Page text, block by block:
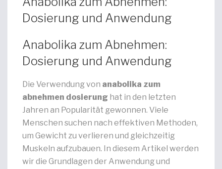
Dosierung und Anwendung
Anabolika zum Abnehmen:
Dosierung und Anwendung
Die Verwendung von anabolika zum
abnehmen dosierung hat in den letzten
Jahren an Popularität gewonnen. Viele
Menschen suchen nach effektiven Methoden,
um Gewicht zu verlieren und gleichzeitig
Muskeln aufzubauen. In diesem Artikel werden
wir die Grundlagen der Anwendung und